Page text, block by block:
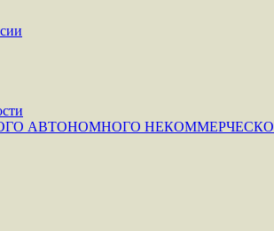
АВТОНОМНОГО